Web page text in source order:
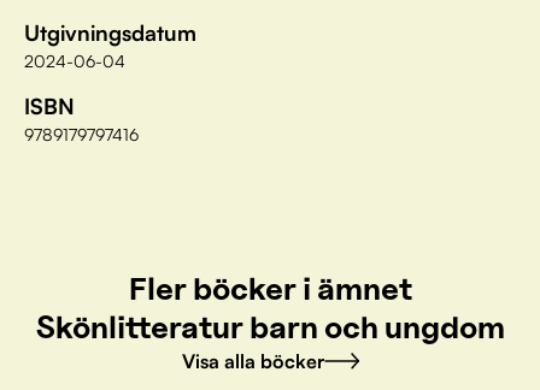
Utgivningsdatum
2024-06-04
ISBN
9789179797416
Fler böcker i ämnet
Skönlitteratur barn och ungdom
Visa alla böcker